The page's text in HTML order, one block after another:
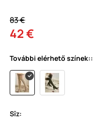
83 €
42 €
További elérhető színek::
Sīz: